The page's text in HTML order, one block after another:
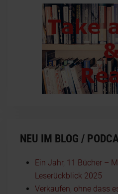
NEU IM BLOG /
Ein Jahr, 11 Bücher –
Leserückblick 2025
Verkaufen, ohne dass